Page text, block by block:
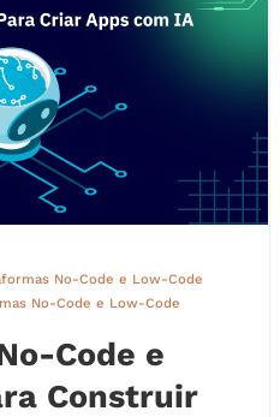
No-Code e Low-Code
No-Code e Low-Code
Code e
Construir